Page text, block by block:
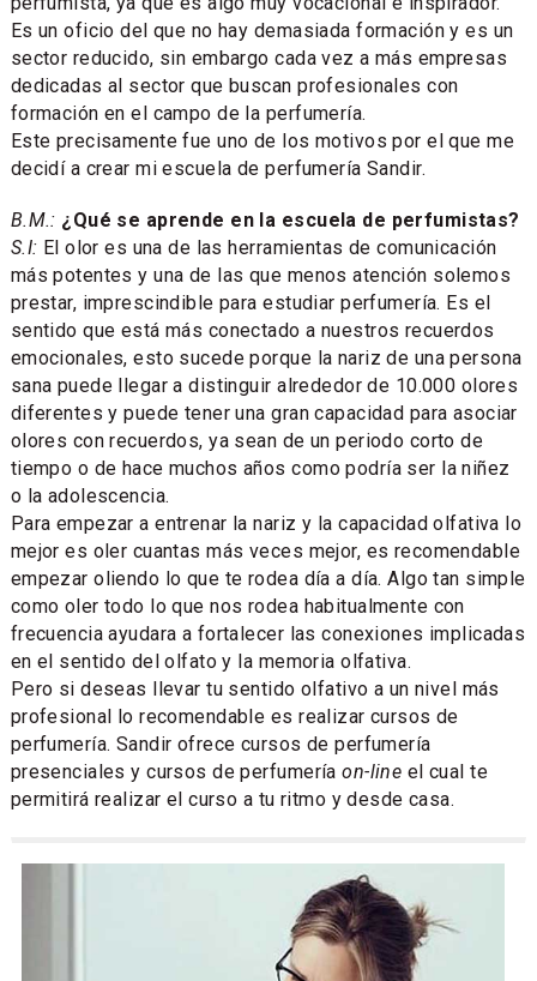
Es un oficio del que no hay demasiada formación y es un
sector reducido, sin embargo cada vez a más empresas
dedicadas al sector que buscan profesionales con
formación en el campo de la perfumería.
Este precisamente fue uno de los motivos por el que me
decidí a crear mi escuela de perfumería Sandir.
B.M.: ¿Qué se aprende en la escuela de perfumistas?
S.I: El olor es una de las herramientas de comunicación
más potentes y una de las que menos atención solemos
prestar, imprescindible para estudiar perfumería. Es el
sentido que está más conectado a nuestros recuerdos
emocionales, esto sucede porque la nariz de una persona
sana puede llegar a distinguir alrededor de 10.000 olores
diferentes y puede tener una gran capacidad para asociar
olores con recuerdos, ya sean de un periodo corto de
tiempo o de hace muchos años como podría ser la niñez
o la adolescencia.
Para empezar a entrenar la nariz y la capacidad olfativa lo
mejor es oler cuantas más veces mejor, es recomendable
empezar oliendo lo que te rodea día a día. Algo tan simple
como oler todo lo que nos rodea habitualmente con
frecuencia ayudara a fortalecer las conexiones implicadas
en el sentido del olfato y la memoria olfativa.
Pero si deseas llevar tu sentido olfativo a un nivel más
profesional lo recomendable es realizar cursos de
perfumería. Sandir ofrece cursos de perfumería
presenciales y cursos de perfumeríaon-line el cual te
permitirá realizar el curso a tu ritmo y desde casa.